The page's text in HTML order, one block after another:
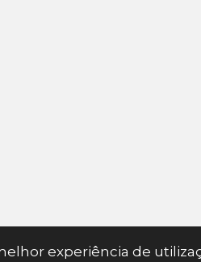
experiência de